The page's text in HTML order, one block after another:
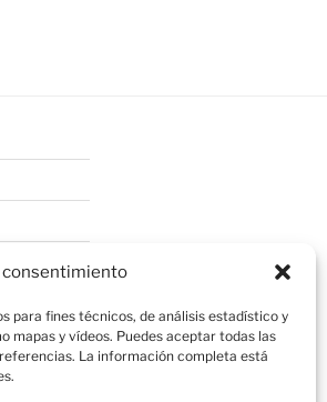
consentimiento
para fines técnicos, de análisis estadístico y
mapas y vídeos. Puedes aceptar todas las
La información completa está